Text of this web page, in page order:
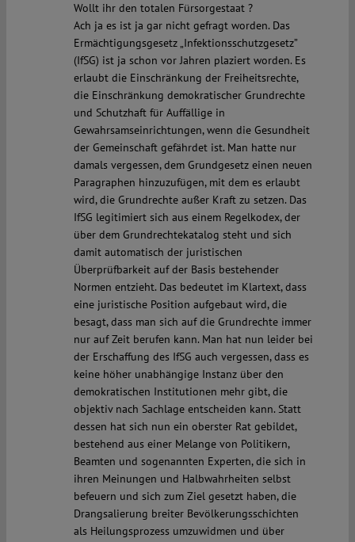
Wollt ihr den totalen Fürsorgestaat ?
Ach ja es ist ja gar nicht gefragt worden. Das
Ermächtigungsgesetz „Infektionsschutzgesetz”
(IfSG) ist ja schon vor Jahren plaziert worden. Es
erlaubt die Einschränkung der Freiheitsrechte,
die Einschränkung demokratischer Grundrechte
und Schutzhaft für Auffällige in
Gewahrsamseinrichtungen, wenn die Gesundheit
der Gemeinschaft gefährdet ist. Man hatte nur
damals vergessen, dem Grundgesetz einen neuen
Paragraphen hinzuzufügen, mit dem es erlaubt
wird, die Grundrechte außer Kraft zu setzen. Das
IfSG legitimiert sich aus einem Regelkodex, der
über dem Grundrechtekatalog steht und sich
damit automatisch der juristischen
Überprüfbarkeit auf der Basis bestehender
Normen entzieht. Das bedeutet im Klartext, dass
eine juristische Position aufgebaut wird, die
besagt, dass man sich auf die Grundrechte immer
nur auf Zeit berufen kann. Man hat nun leider bei
der Erschaffung des IfSG auch vergessen, dass es
keine höher unabhängige Instanz über den
demokratischen Institutionen mehr gibt, die
objektiv nach Sachlage entscheiden kann. Statt
dessen hat sich nun ein oberster Rat gebildet,
bestehend aus einer Melange von Politikern,
Beamten und sogenannten Experten, die sich in
ihren Meinungen und Halbwahrheiten selbst
befeuern und sich zum Ziel gesetzt haben, die
Drangsalierung breiter Bevölkerungsschichten
als Heilungsprozess umzuwidmen und über